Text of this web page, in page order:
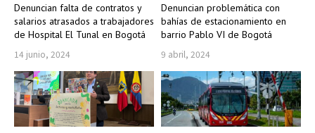
Denuncian falta de contratos y
salarios atrasados a trabajadores
de Hospital El Tunal en Bogotá
14 junio, 2024
Denuncian problemática con
bahías de estacionamiento en
barrio Pablo VI de Bogotá
9 abril, 2024